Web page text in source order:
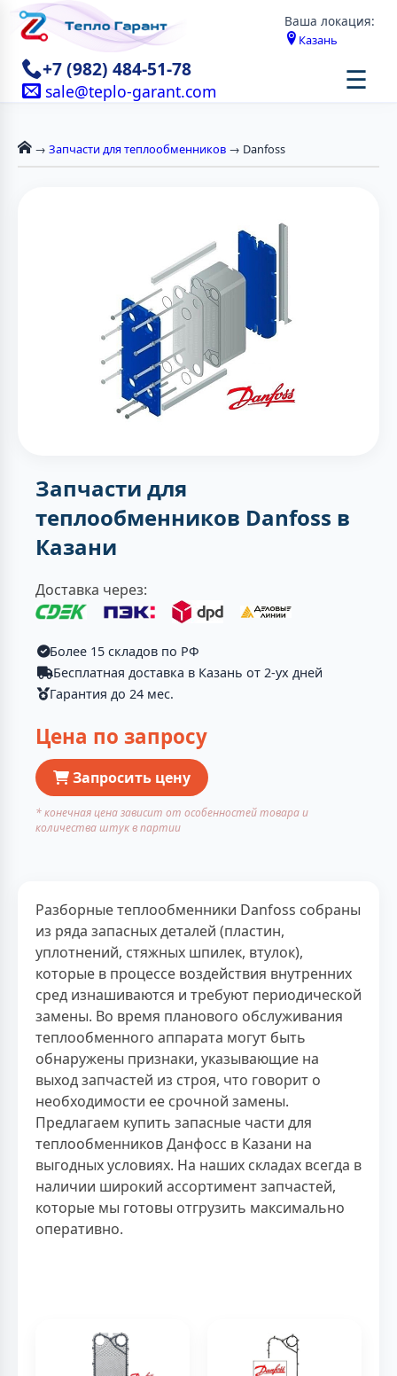
Ваша локация:
Казань
+7 (982) 484-51-78
sale@teplo-garant.com ☰
→ Запчасти для теплообменников → Danfoss
Запчасти для
теплообменников Danfoss в
Казани
Доставка через:
Более 15 складов по РФ
Бесплатная доставка в Казань от 2-ух дней
Гарантия до 24 мес.
Цена по запросу
Запросить цену
* конечная цена зависит от особенностей товара и
количества штук в партии
Разборные теплообменники Danfoss собраны
из ряда запасных деталей (пластин,
уплотнений, стяжных шпилек, втулок),
которые в процессе воздействия внутренних
сред изнашиваются и требуют периодической
замены. Во время планового обслуживания
теплообменного аппарата могут быть
обнаружены признаки, указывающие на
выход запчастей из строя, что говорит о
необходимости ее срочной замены.
Предлагаем купить запасные части для
теплообменников Данфосс в Казани на
выгодных условиях. На наших складах всегда в
наличии широкий ассортимент запчастей,
которые мы готовы отгрузить максимально
оперативно.